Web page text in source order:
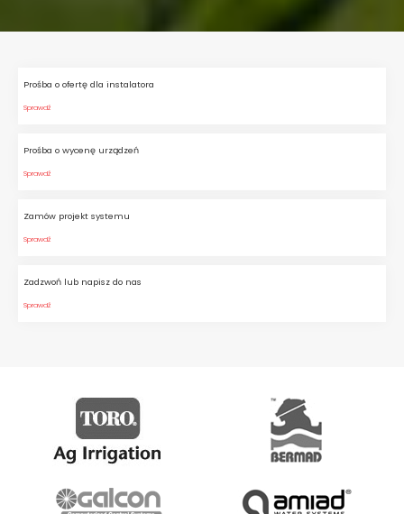
Prośba o ofertę dla instalatora
Sprawdź
Prośba o wycenę urządzeń
Sprawdź
Zamów projekt systemu
Sprawdź
Zadzwoń lub napisz do nas
Sprawdź